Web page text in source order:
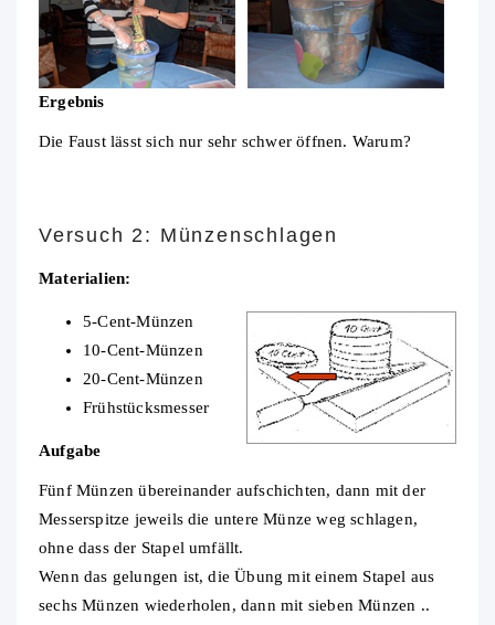
Ergebnis
Die Faust lässt sich nur sehr schwer öffnen. Warum?
Versuch 2: Münzenschlagen
Materialien:
5-Cent-Münzen
10-Cent-Münzen
20-Cent-Münzen
Frühstücksmesser
Aufgabe
Fünf Münzen übereinander aufschichten, dann mit der
Messerspitze jeweils die untere Münze weg schlagen,
ohne dass der Stapel umfällt.
Wenn das gelungen ist, die Übung mit einem Stapel aus
sechs Münzen wiederholen, dann mit sieben Münzen ..